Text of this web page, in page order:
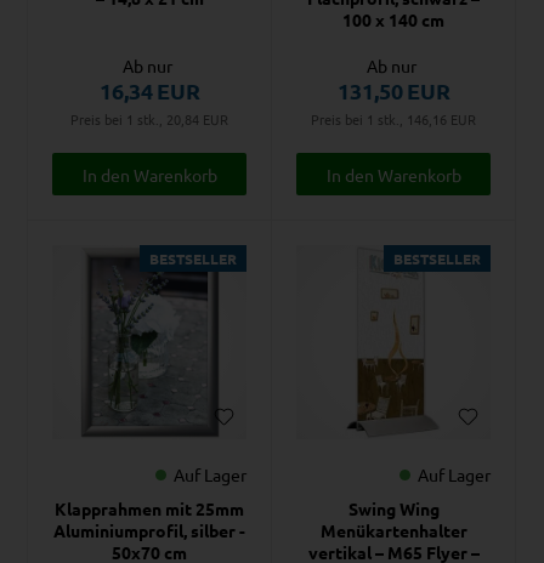
Ab nur
16,34EUR
Preis bei 1 stk., 20,84 EUR
100 x 140 cm
Ab nur
131,50EUR
Preis bei 1 stk., 146,16 EUR
BESTSELLER
Auf Lager
Klapprahmen mit 25mm
Aluminiumprofil, silber -
50x70 cm
BESTSELLER
Auf Lager
Swing Wing
Menükartenhalter
vertikal – M65 Flyer –